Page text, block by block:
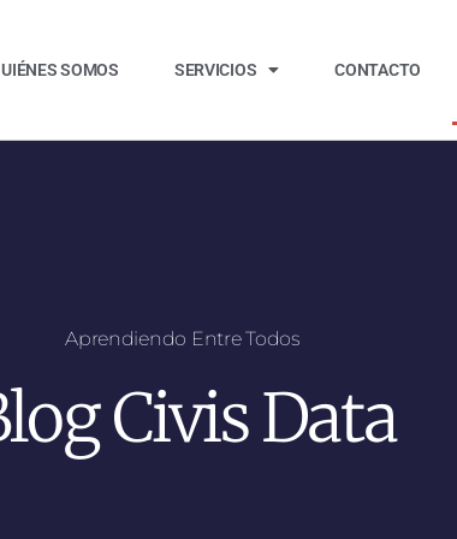
SOMOS SERVICIOS CONTACTO
Aprendiendo Entre Todos
Civis Data